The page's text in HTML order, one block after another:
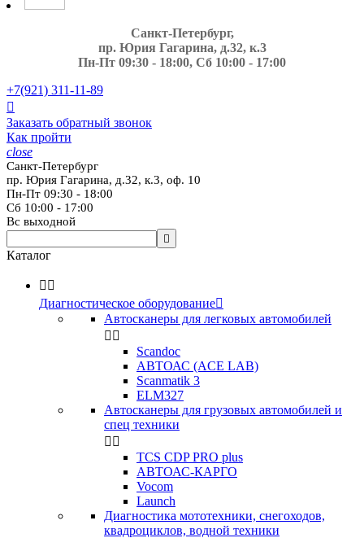
Санкт-Петербург,
пр. Юрия Гагарина, д.32, к.3
Пн-Пт 09:30 - 18:00, Сб 10:00 - 17:00
+7(921) 311-11-89

Заказать обратный звонок
Как пройти
close
Санкт-Петербург
пр. Юрия Гагарина, д.32, к.3, оф. 10
Пн-Пт 09:30 - 18:00
Сб 10:00 - 17:00
Вс выходной

Каталог
 
Диагностическое оборудование
Автосканеры для легковых автомобилей
 
Scandoc
АВТОАС (ACE LAB)
Scanmatik 3
ELM327
Автосканеры для грузовых автомобилей и
спец техники
 
TCS CDP PRO plus
АВТОАС-КАРГО
Vocom
Launch
Диагностика мототехники, снегоходов,
квадроциклов, водной техники